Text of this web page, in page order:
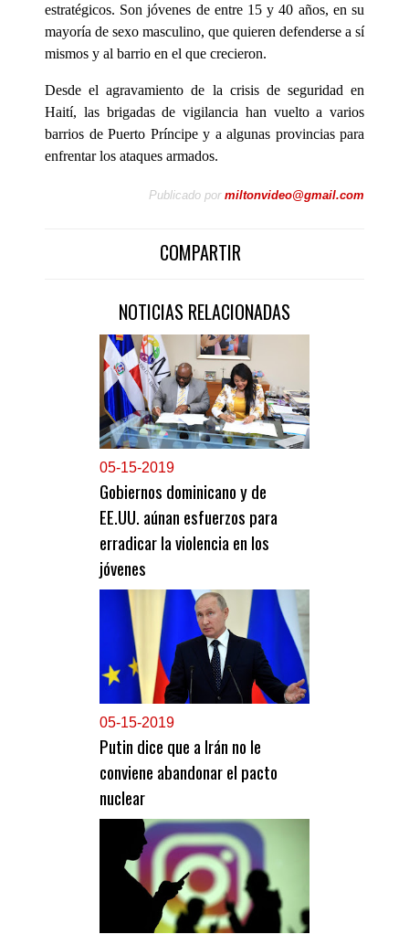
estratégicos. Son jóvenes de entre 15 y 40 años, en su
mayoría de sexo masculino, que quieren defenderse a sí
mismos y al barrio en el que crecieron.
Desde el agravamiento de la crisis de seguridad en
Haití, las brigadas de vigilancia han vuelto a varios
barrios de Puerto Príncipe y a algunas provincias para
enfrentar los ataques armados.
Publicado por miltonvideo@gmail.com
COMPARTIR
NOTICIAS RELACIONADAS
05-15-2019
Gobiernos dominicano y de
EE.UU. aúnan esfuerzos para
erradicar la violencia en los
jóvenes
05-15-2019
Putin dice que a Irán no le
conviene abandonar el pacto
nuclear